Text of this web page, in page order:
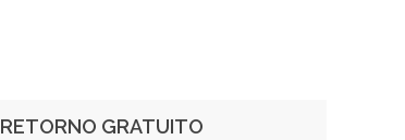
RETORNO GRATUITO